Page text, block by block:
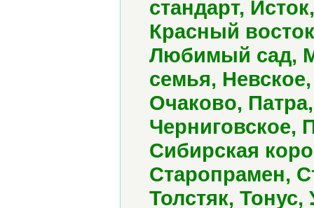
стандарт,
Красный
Любимый сад,
семья,
Очаково,
Черниговское,
Сибирская
Старопрамен,
Толстяк,